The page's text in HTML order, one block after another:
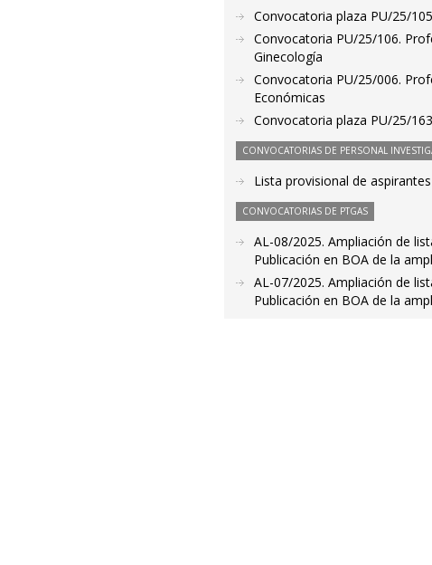
Convocatoria plaza PU/25/
Convocatoria PU/25/106.
Ginecología
Convocatoria PU/25/006.
Económicas
Convocatoria plaza PU/25/
CONVOCATORIAS DE PERSONAL
Lista provisional de
CONVOCATORIAS DE PTGAS
AL-08/2025. Ampliación de
Publicación en BOA de la
AL-07/2025. Ampliación de
Publicación en BOA de la